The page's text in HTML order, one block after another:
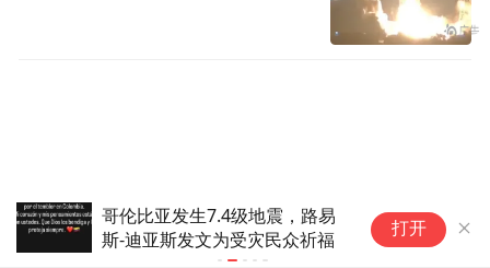
哥伦比亚发生7.4级地震，路易
斯-迪亚斯发文为受灾民众祈福
打败暑热 送
打开